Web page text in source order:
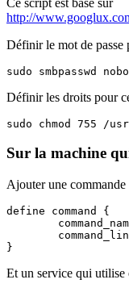
http://
Définir le mot de passe
Définir les droits pour
Sur la machine
Ajouter une commande
define command {
Et un service qui utilise